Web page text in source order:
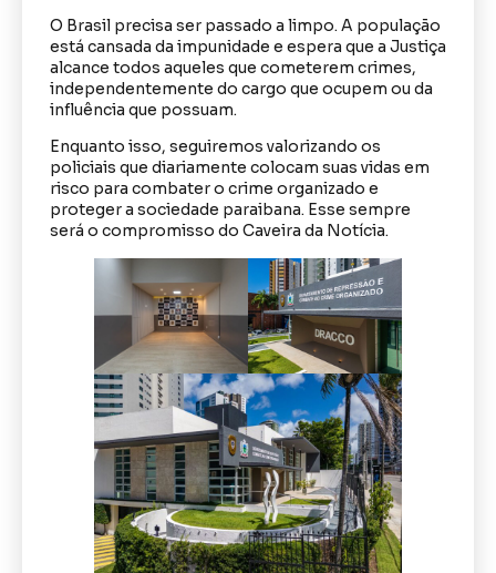
O Brasil precisa ser passado a limpo. A população
está cansada da impunidade e espera que a Justiça
alcance todos aqueles que cometerem crimes,
independentemente do cargo que ocupem ou da
influência que possuam.
Enquanto isso, seguiremos valorizando os
policiais que diariamente colocam suas vidas em
risco para combater o crime organizado e
proteger a sociedade paraibana. Esse sempre
será o compromisso do Caveira da Notícia.